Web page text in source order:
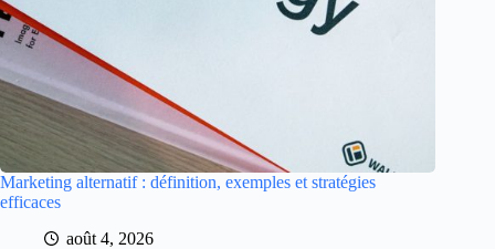
Marketing alternatif : définition, exemples et stratégies
efficaces
août 4, 2026